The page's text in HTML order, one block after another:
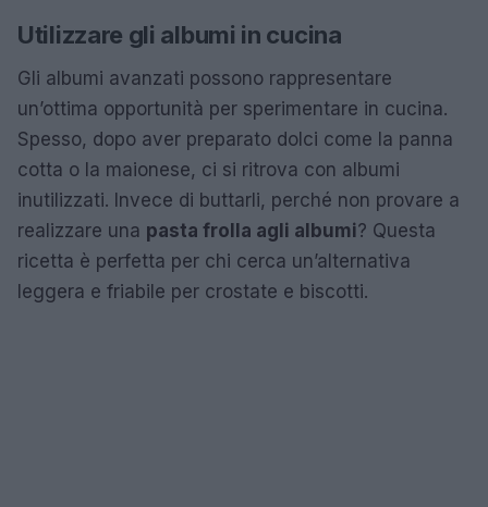
Utilizzare gli albumi in cucina
Gli albumi avanzati possono rappresentare
un’ottima opportunità per sperimentare in cucina.
Spesso, dopo aver preparato dolci come la panna
cotta o la maionese, ci si ritrova con albumi
inutilizzati. Invece di buttarli, perché non provare a
realizzare una pasta frolla agli albumi? Questa
ricetta è perfetta per chi cerca un’alternativa
leggera e friabile per crostate e biscotti.